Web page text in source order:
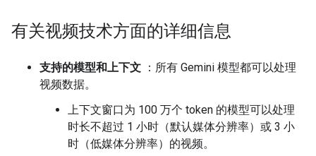
有关视频技术方面的详细信息
支持的模型和上下文 ：所有 Gemini 模型都可以处理
视频数据。
上下文窗口为 100 万个 token 的模型可以处理
时长不超过 1 小时（默认媒体分辨率）或 3 小
时（低媒体分辨率）的视频。